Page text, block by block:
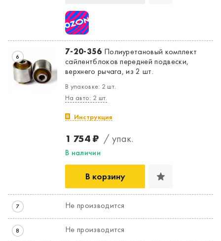
6 7-20-356 Полиуретановый комплект
сайлентблоков передней подвески,
верхнего рычага, из 2 шт.
В упаковке: 2 шт.
На авто: 2 шт.
Инструкция
1 754 ₽ / упак.
В наличии
В корзину
7 Не производится
8 Не производится